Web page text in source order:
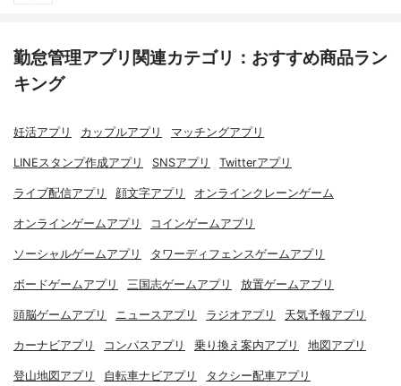
勤怠管理アプリ関連カテゴリ：おすすめ商品ラン
キング
妊活アプリ カップルアプリ マッチングアプリ
LINEスタンプ作成アプリ SNSアプリ Twitterアプリ
ライブ配信アプリ 顔文字アプリ オンラインクレーンゲーム
オンラインゲームアプリ コインゲームアプリ
ソーシャルゲームアプリ タワーディフェンスゲームアプリ
ボードゲームアプリ 三国志ゲームアプリ 放置ゲームアプリ
頭脳ゲームアプリ ニュースアプリ ラジオアプリ 天気予報アプリ
カーナビアプリ コンパスアプリ 乗り換え案内アプリ 地図アプリ
登山地図アプリ 自転車ナビアプリ タクシー配車アプリ